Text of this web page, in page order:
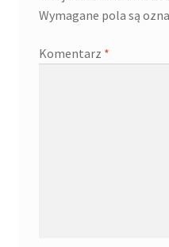
Wymagane pola są
Komentarz *